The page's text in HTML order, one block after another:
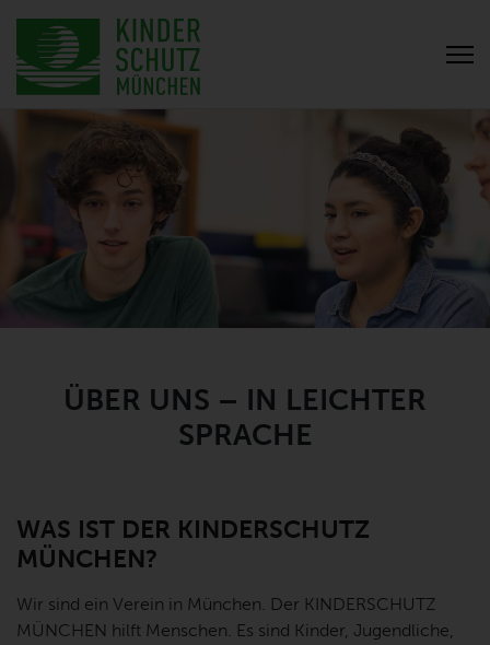
ÜBER UNS – IN LEICHTER
SPRACHE
WAS IST DER KINDERSCHUTZ
MÜNCHEN?
Wir sind ein Verein in München. Der KINDERSCHUTZ
MÜNCHEN hilft Menschen. Es sind Kinder, Jugendliche,